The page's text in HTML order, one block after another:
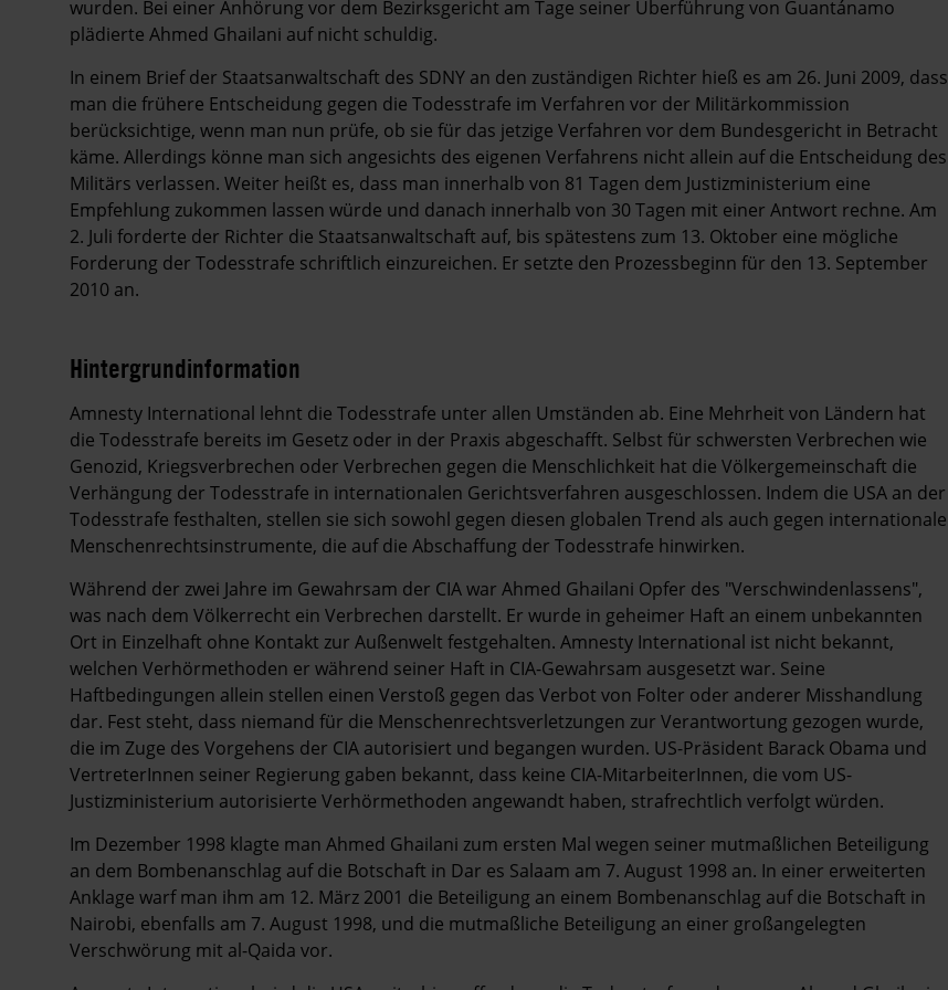
wurden. Bei einer Anhörung vor dem Bezirksgericht am Tage seiner Überführung von Guantánamo
plädierte Ahmed Ghailani auf nicht schuldig.
In einem Brief der Staatsanwaltschaft des SDNY an den zuständigen Richter hieß es am 26. Juni 2009, dass
man die frühere Entscheidung gegen die Todesstrafe im Verfahren vor der Militärkommission
berücksichtige, wenn man nun prüfe, ob sie für das jetzige Verfahren vor dem Bundesgericht in Betracht
käme. Allerdings könne man sich angesichts des eigenen Verfahrens nicht allein auf die Entscheidung des
Militärs verlassen. Weiter heißt es, dass man innerhalb von 81 Tagen dem Justizministerium eine
Empfehlung zukommen lassen würde und danach innerhalb von 30 Tagen mit einer Antwort rechne. Am
2. Juli forderte der Richter die Staatsanwaltschaft auf, bis spätestens zum 13. Oktober eine mögliche
Forderung der Todesstrafe schriftlich einzureichen. Er setzte den Prozessbeginn für den 13. September
2010 an.
Hintergrundinformation
Hintergrund
Amnesty International lehnt die Todesstrafe unter allen Umständen ab. Eine Mehrheit von Ländern hat
die Todesstrafe bereits im Gesetz oder in der Praxis abgeschafft. Selbst für schwersten Verbrechen wie
Genozid, Kriegsverbrechen oder Verbrechen gegen die Menschlichkeit hat die Völkergemeinschaft die
Verhängung der Todesstrafe in internationalen Gerichtsverfahren ausgeschlossen. Indem die USA an der
Todesstrafe festhalten, stellen sie sich sowohl gegen diesen globalen Trend als auch gegen internationale
Menschenrechtsinstrumente, die auf die Abschaffung der Todesstrafe hinwirken.
Während der zwei Jahre im Gewahrsam der CIA war Ahmed Ghailani Opfer des "Verschwindenlassens",
was nach dem Völkerrecht ein Verbrechen darstellt. Er wurde in geheimer Haft an einem unbekannten
Ort in Einzelhaft ohne Kontakt zur Außenwelt festgehalten. Amnesty International ist nicht bekannt,
welchen Verhörmethoden er während seiner Haft in CIA-Gewahrsam ausgesetzt war. Seine
Haftbedingungen allein stellen einen Verstoß gegen das Verbot von Folter oder anderer Misshandlung
dar. Fest steht, dass niemand für die Menschenrechtsverletzungen zur Verantwortung gezogen wurde,
die im Zuge des Vorgehens der CIA autorisiert und begangen wurden. US-Präsident Barack Obama und
VertreterInnen seiner Regierung gaben bekannt, dass keine CIA-MitarbeiterInnen, die vom US-
Justizministerium autorisierte Verhörmethoden angewandt haben, strafrechtlich verfolgt würden.
Im Dezember 1998 klagte man Ahmed Ghailani zum ersten Mal wegen seiner mutmaßlichen Beteiligung
an dem Bombenanschlag auf die Botschaft in Dar es Salaam am 7. August 1998 an. In einer erweiterten
Anklage warf man ihm am 12. März 2001 die Beteiligung an einem Bombenanschlag auf die Botschaft in
Nairobi, ebenfalls am 7. August 1998, und die mutmaßliche Beteiligung an einer großangelegten
Verschwörung mit al-Qaida vor.